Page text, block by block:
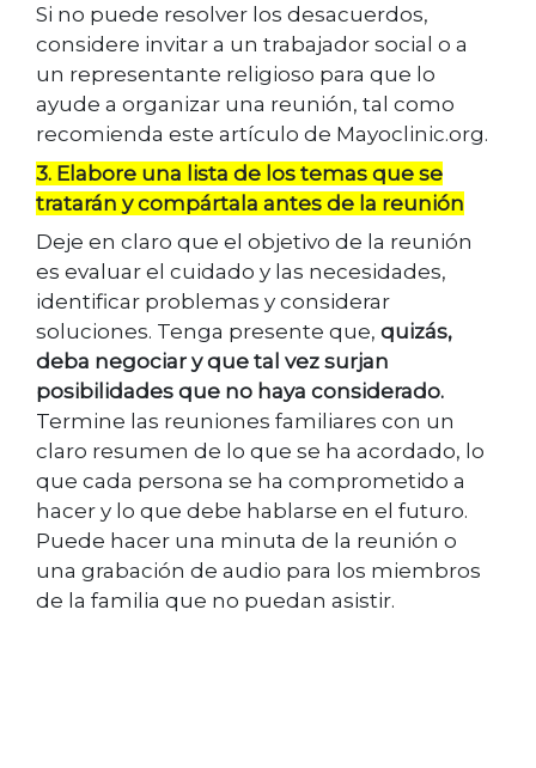
Si no puede resolver los desacuerdos,
considere invitar a un trabajador social o a
un representante religioso para que lo
ayude a organizar una reunión, tal como
recomienda este artículo de Mayoclinic.org.
3. Elabore una lista de los temas que se
tratarán y compártala antes de la reunión
Deje en claro que el objetivo de la reunión
es evaluar el cuidado y las necesidades,
identificar problemas y considerar
soluciones. Tenga presente que, quizás,
deba negociar y que tal vez surjan
posibilidades que no haya considerado.
Termine las reuniones familiares con un
claro resumen de lo que se ha acordado, lo
que cada persona se ha comprometido a
hacer y lo que debe hablarse en el futuro.
Puede hacer una minuta de la reunión o
una grabación de audio para los miembros
de la familia que no puedan asistir.